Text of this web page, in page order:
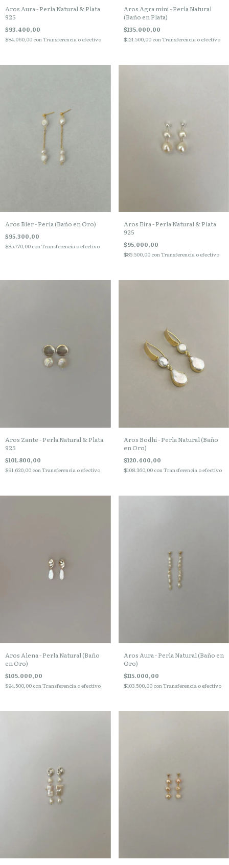
Aros Aura - Perla Natural & Plata
925
$93.400,00
$84.060,00 con Transferencia o efectivo
Aros Agra mini - Perla Natural
(Baño en Plata)
$135.000,00
$121.500,00 con Transferencia o efectivo
Aros Bler - Perla (Baño en Oro)
$95.300,00
$85.770,00 conTransferencia o efectivo
Aros Eira - Perla Natural & Plata
925
$95.000,00
$85.500,00 conTransferencia o efectivo
Aros Zante - Perla Natural & Plata
925
$101.800,00
$91.620,00 con Transferencia o efectivo
Aros Bodhi - Perla Natural (Baño
en Oro)
$120.400,00
$108.360,00 con Transferencia o efectivo
Aros Alena - Perla Natural (Baño
en Oro)
$105.000,00
$94.500,00 con Transferencia o efectivo
Aros Aura - Perla Natural (Baño en
Oro)
$115.000,00
$103.500,00 con Transferencia o efectivo